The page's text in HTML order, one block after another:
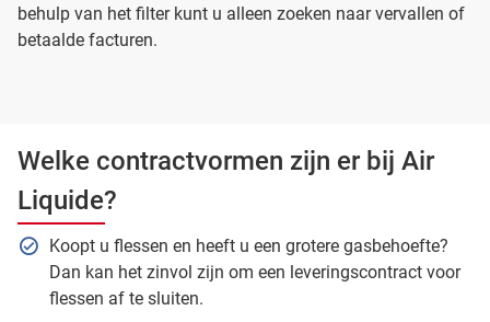
behulp van het filter kunt u alleen zoeken naar vervallen of
betaalde facturen.
Welke contractvormen zijn er bij Air
Liquide?
Koopt u flessen en heeft u een grotere gasbehoefte?
Dan kan het zinvol zijn om een leveringscontract voor
flessen af te sluiten.